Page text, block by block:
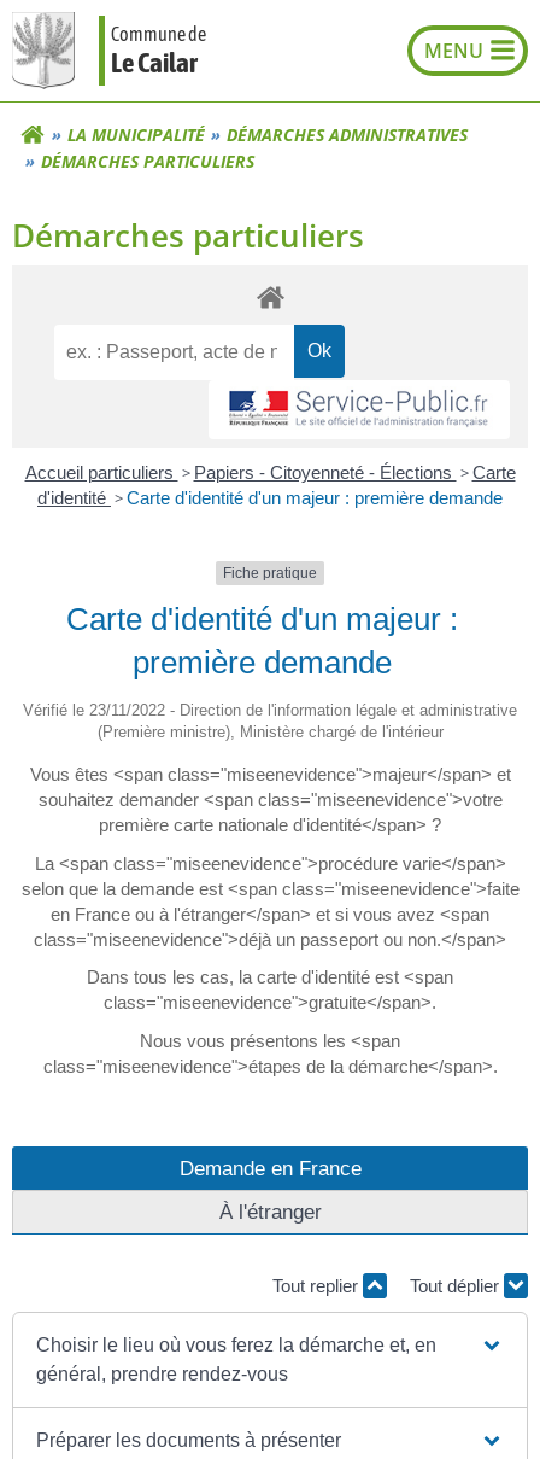
Aller
au
contenu
Commune de
Le Cailar
LA MUNICIPALITÉ
DÉMARCHES ADMINISTRATIVES
DÉMARCHES PARTICULIERS
Démarches particuliers
Accueil particuliers > Papiers - Citoyenneté - Élections > Carte
d'identité >Carte d'identité d'un majeur : première demande
Fiche pratique
Carte d'identité d'un majeur :
première demande
Vérifié le 23/11/2022 - Direction de l'information légale et administrative
(Première ministre), Ministère chargé de l'intérieur
Vous êtes <span class="miseenevidence">majeur</span> et
souhaitez demander <span class="miseenevidence">votre
première carte nationale d'identité</span> ?
La <span class="miseenevidence">procédure varie</span>
selon que la demande est <span class="miseenevidence">faite
en France ou à l'étranger</span> et si vous avez <span
class="miseenevidence">déjà un passeport ou non.</span>
Dans tous les cas, la carte d'identité est <span
class="miseenevidence">gratuite</span>.
Nous vous présentons les <span
class="miseenevidence">étapes de la démarche</span>.
Demande en France
À l'étranger
Tout replier Tout déplier
Choisir le lieu où vous ferez la démarche et, en
général, prendre rendez-vous
Préparer les documents à présenter